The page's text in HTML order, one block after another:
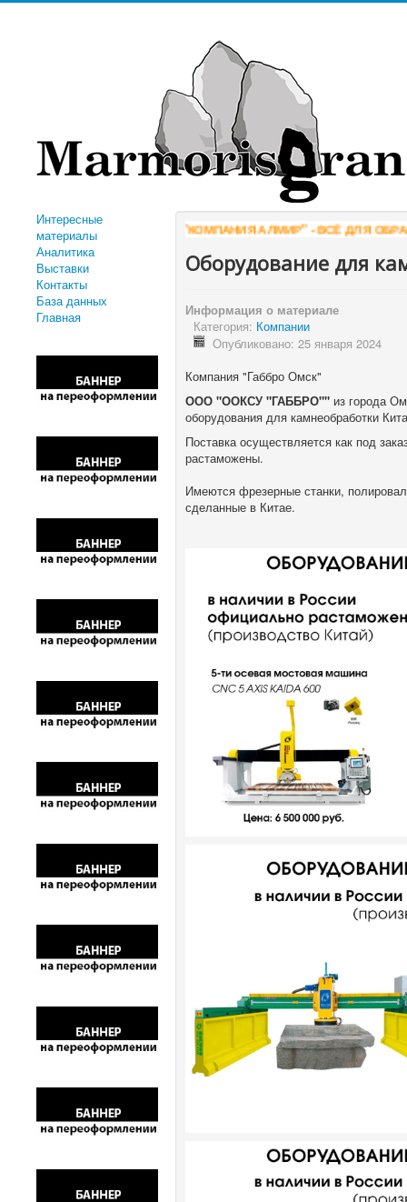
Интересные
материалы
Аналитика
Выставки
Контакты
База данных
Главная
"КОМПАНИЯ АЛМИР" - ВСЁ ДЛЯ
Оборудование для
Информация о материале
Категория: Компании
Опубликовано: 25 января 2024
Компания "Габбро Омск"
ООО "ООКСУ "ГАББРО"" из города
оборудования для камнеобработки
Поставка осуществляется как под
растаможены.
Имеются фрезерные станки,
сделанные в Китае.